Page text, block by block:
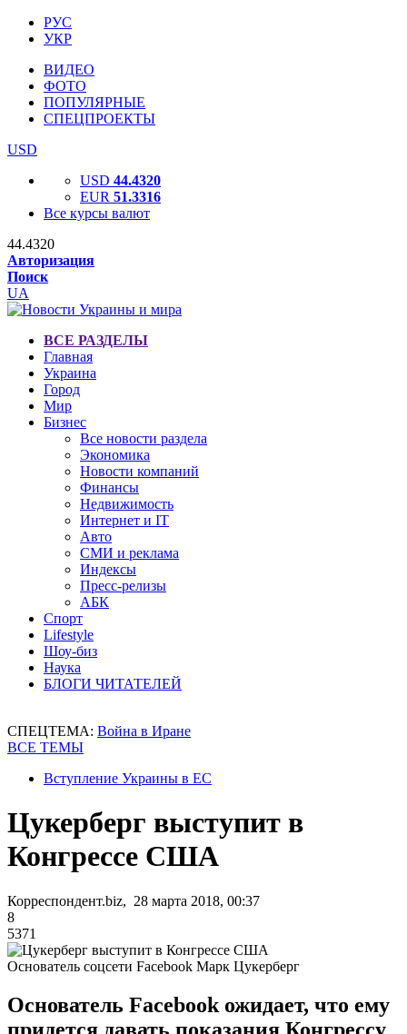
РУС
УКР
ВИДЕО
ФОТО
ПОПУЛЯРНЫЕ
СПЕЦПРОЕКТЫ
USD
USD 44.4320
EUR 51.3316
Все курсы валют
44.4320
Авторизация
Поиск
UA
ВСЕ РАЗДЕЛЫ
Главная
Украина
Город
Мир
Бизнес
Все новости раздела
Экономика
Новости компаний
Финансы
Недвижимость
Интернет и IT
Авто
СМИ и реклама
Индексы
Пресс-релизы
АБК
Спорт
Lifestyle
Шоу-биз
Наука
БЛОГИ ЧИТАТЕЛЕЙ
СПЕЦТЕМА: Война в Иране
ВСЕ ТЕМЫ
Вступление Украины в ЕС
Цукерберг выступит в
Конгрессе США
Корреспондент.biz, 28 марта 2018, 00:37
8
5371
Основатель соцсети Facebook Марк Цукерберг
Основатель Facebook ожидает, что ему
придется давать показания Конгрессу